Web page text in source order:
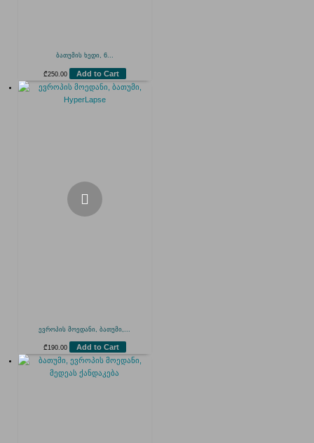
ბათუმის ხედი, 6...
₾250.00 Add to Cart
ევროპის მოედანი, ბათუმი,...
₾190.00 Add to Cart